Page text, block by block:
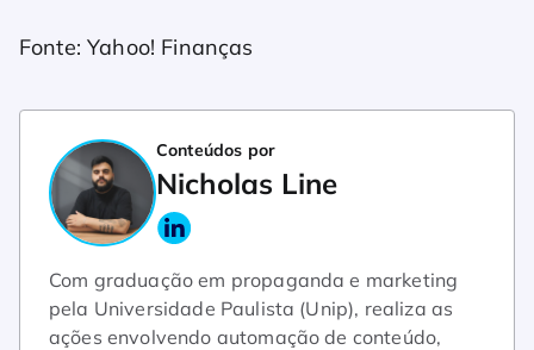
Fonte: Yahoo! Finanças
Conteúdos por
Nicholas Line
Com graduação em propaganda e marketing
pela Universidade Paulista (Unip), realiza as
ações envolvendo automação de conteúdo,